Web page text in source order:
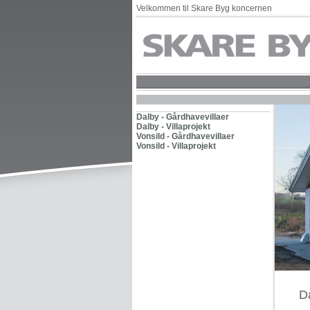
Velkommen til Skare Byg koncernen
Dalby - Gårdhavevillaer
Dalby - Villaprojekt
Vonsild - Gårdhavevillaer
Vonsild - Villaprojekt